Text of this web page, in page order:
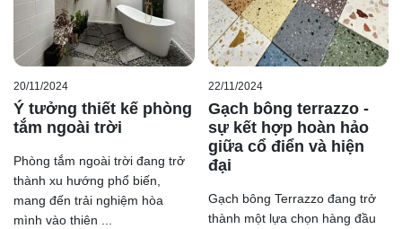
20/11/2024
Ý tưởng thiết kế phòng
tắm ngoài trời
Phòng tắm ngoài trời đang trở
thành xu hướng phổ biến,
mang đến trải nghiệm hòa
mình vào thiên ...
22/11/2024
Gạch bông terrazzo -
sự kết hợp hoàn hảo
giữa cổ điển và hiện
đại
Gạch bông Terrazzo đang trở
thành một lựa chọn hàng đầu